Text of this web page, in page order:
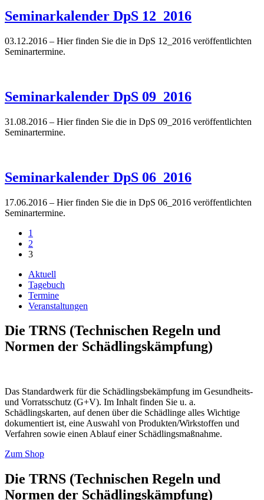
Seminarkalender DpS 12_2016
03.12.2016 – Hier finden Sie die in DpS 12_2016 veröffentlichten
Seminartermine.
Seminarkalender DpS 09_2016
31.08.2016 – Hier finden Sie die in DpS 09_2016 veröffentlichten
Seminartermine.
Seminarkalender DpS 06_2016
17.06.2016 – Hier finden Sie die in DpS 06_2016 veröffentlichten
Seminartermine.
1
2
3
Aktuell
Tagebuch
Termine
Veranstaltungen
Die TRNS (Technischen Regeln und
Normen der Schädlingskämpfung)
Das Standardwerk für die Schädlingsbekämpfung im Gesundheits-
und Vorratsschutz (G+V). Im Inhalt finden Sie u. a.
Schädlingskarten, auf denen über die Schädlinge alles Wichtige
dokumentiert ist, eine Auswahl von Produkten/Wirkstoffen und
Verfahren sowie einen Ablauf einer Schädlingsmaßnahme.
Zum Shop
Die TRNS (Technischen Regeln und
Normen der Schädlingskämpfung)